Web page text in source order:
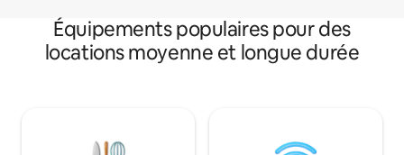
Équipements populaires pour des
locations moyenne et longue durée